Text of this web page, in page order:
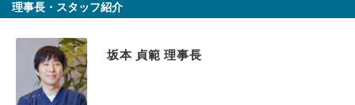
理事長・スタッフ紹介
坂本 貞範 理事長